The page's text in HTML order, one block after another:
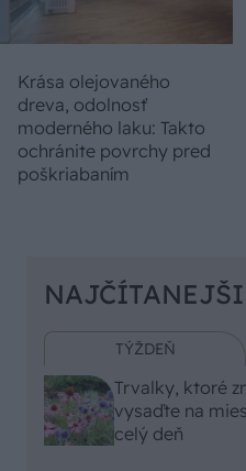
Krása olejovaného
dreva, odolnosť
moderného laku: Takto
ochránite povrchy pred
poškriabaním
TÝŽDEŇ
Trvalky, ktoré
vysaďte na
celý deň